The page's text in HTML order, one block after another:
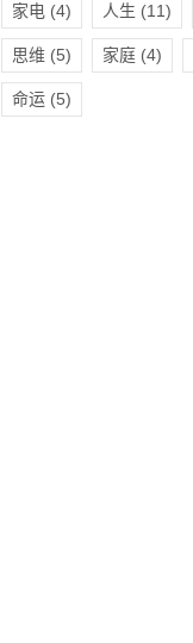
家电(4) 人生 (11)
思维(5) 家庭(4)
命运(5)